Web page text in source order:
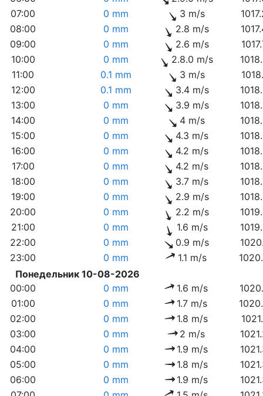
07:00
0 mm 3 m/s
08:00
0 mm 2.8 m/s
09:00
0 mm 2.6 m/s
10:00
0 mm 2.8.0 m/s
11:00
0.1 mm 3 m/s
12:00
0.1 mm 3.4 m/s
13:00
0 mm 3.9 m/s
14:00
0 mm 4 m/s
15:00
0 mm 4.3 m/s
16:00
0 mm 4.2 m/s
17:00
0 mm 4.2 m/s
18:00
0 mm 3.7 m/s
19:00
0 mm 2.9 m/s
20:00
0 mm 2.2 m/s
21:00
0 mm 1.6 m/s
22:00
0 mm 0.9 m/s
23:00
0 mm 1.1 m/s
Понедельник 10-08-2026
00:00
0 mm 1.6 m/s
01:00
0 mm 1.7 m/s
02:00
0 mm 1.8 m/s
03:00
0 mm 2 m/s
04:00
0 mm 1.9 m/s
05:00
0 mm 1.8 m/s
06:00
0 mm 1.9 m/s